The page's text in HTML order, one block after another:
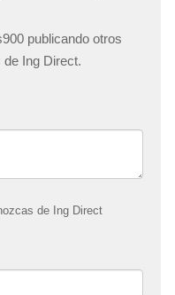
publicando otros
Ing Direct.
de Ing Direct